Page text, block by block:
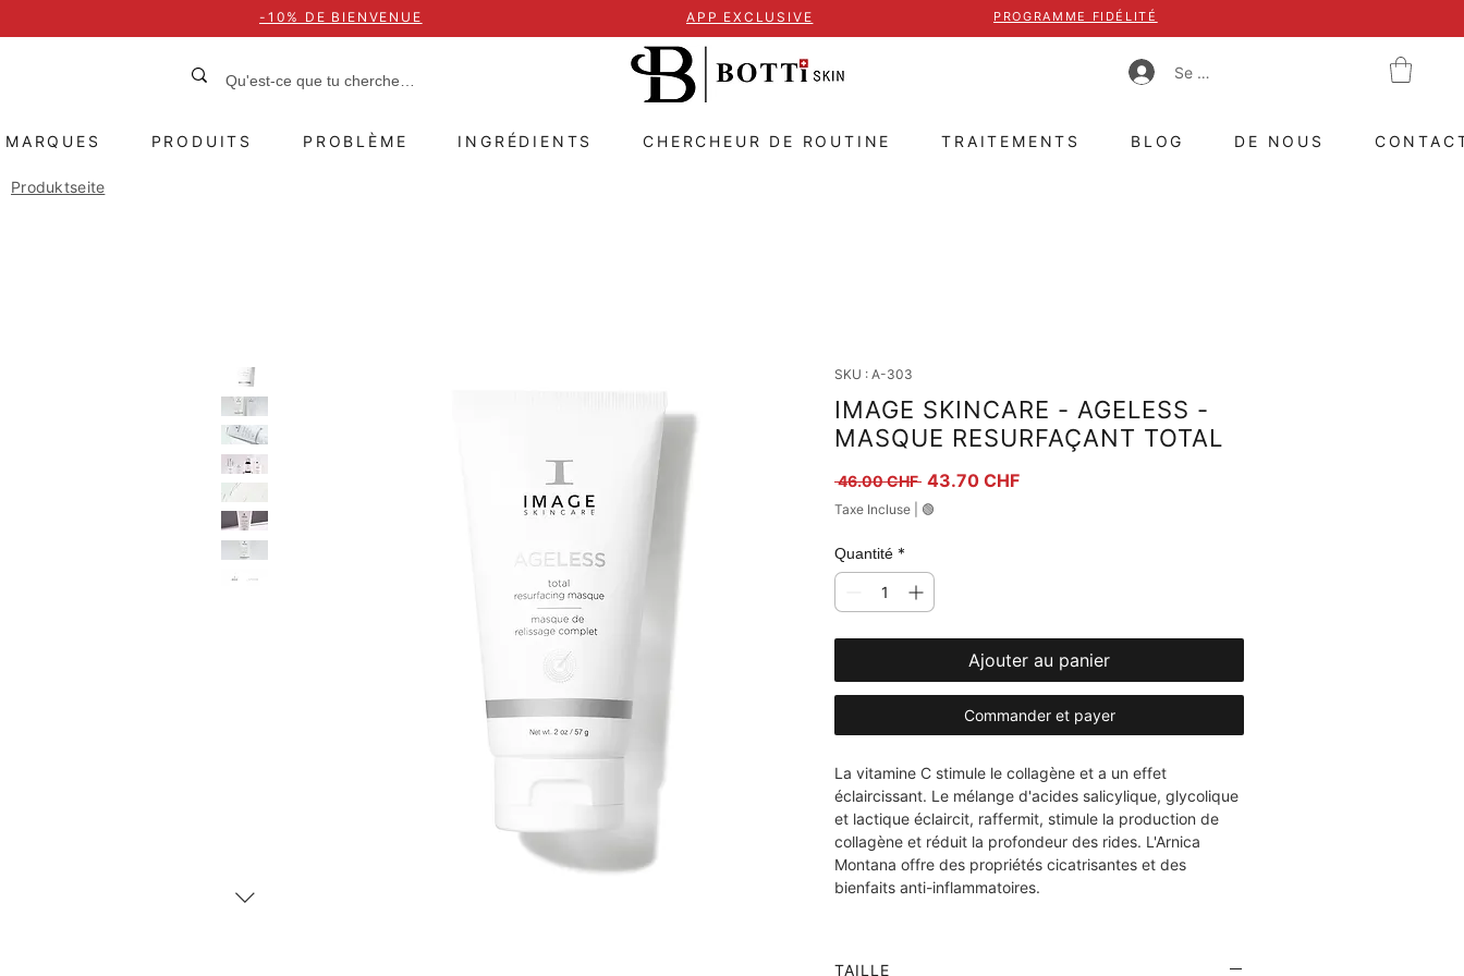
Se connecter
-10% DE BIENVENUE APP EXCLUSIVE PROGRAMME FIDÉLITÉ
MARQUES PRODUITS PROBLÈME INGRÉDIENTS CHERCHEUR DE ROUTINE TRAITEMENTS BLOG DE NOUS
Produktseite
SKU : A-303
IMAGE SKINCARE - AGELESS -
MASQUE RESURFAÇANT TOTAL
46.00 CHF Prix original
43.70 CHFPrix promotionnel
Taxe Incluse 🟢
Quantité *
Ajouter au panier
Commander et payer
La vitamine C stimule le collagène et a un effet
éclaircissant. Le mélange d'acides salicylique, glycolique
et lactique éclaircit, raffermit, stimule la production de
collagène et réduit la profondeur des rides. L'Arnica
Montana offre des propriétés cicatrisantes et des
bienfaits anti-inflammatoires.
TAILLE